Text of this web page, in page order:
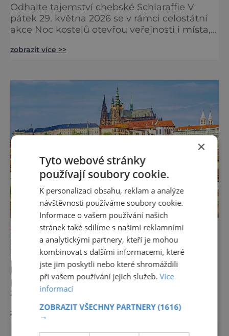
Odhalte tajemství chebské Schlaraffie V
pátek 29. května 2026 se v rámci celostátní
akce Noc kostelů otevřou veřejnosti i místa,
nejzajímavějších bude bezesporu Husův
večer plný historie, hudby, tajemství i
dobrodružství pro malé i velké návštěvníky.
Málokdo ví, že dnešní kos
zobrazit více >>
NEJKRÁSNĚJŠÍ PAMÁTKY
PRAŽSKÝ HRAD, KTERÝ OKOUZLIL I
HVĚZDY
Praha má svou nezaměnitelnou tvář. Hradní
paláce nad Vltavou vytvářejí pohled, který
zná celý svět. Je to obraz, který okouzluje po
staletí a nikdy nezevšední. Neexistuje snad
jediný Čech, který by ho neznal. Pražský hrad
zobrazit více >>
×
Tyto webové stránky
používají soubory cookie.
K personalizaci obsahu, reklam a analýze
návštěvnosti používáme soubory cookie.
Informace o vašem používání našich
stránek také sdílíme s našimi reklamními
a analytickými partnery, kteří je mohou
kombinovat s dalšími informacemi, které
jste jim poskytli nebo které shromáždili
při vašem používání jejich služeb.Více
informací
ZOBRAZIT VŠECHNY PARTNERY(1616)
→